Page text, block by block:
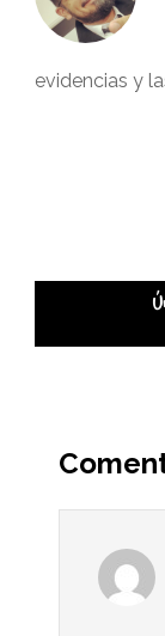
evidencias y
del
lector